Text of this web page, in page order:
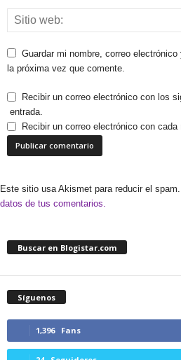
Guardar mi nombre, correo
la próxima vez que comente.
Recibir un correo electrónico con los
entrada.
Recibir un correo electrónico con cada
Este sitio usa Akismet para reducir el spam.
datos de tus comentarios.
Buscar en Blogistar.com
Síguenos
1,396 Fans